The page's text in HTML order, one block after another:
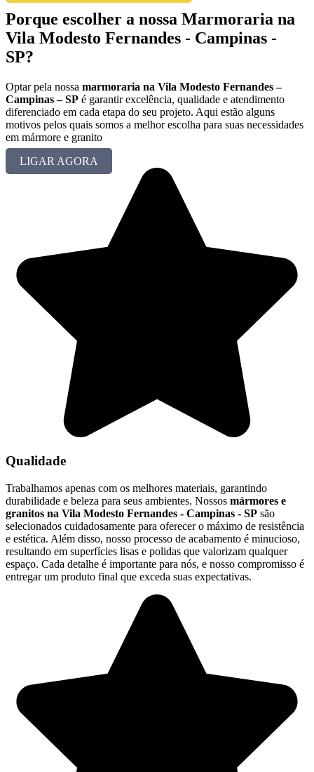
Porque escolher a nossa Marmoraria na
Vila Modesto Fernandes - Campinas -
SP?
Optar pela nossa marmoraria na Vila Modesto Fernandes –
Campinas – SP é garantir excelência, qualidade e atendimento
diferenciado em cada etapa do seu projeto. Aqui estão alguns
motivos pelos quais somos a melhor escolha para suas necessidades
em mármore e granito
LIGAR AGORA
Qualidade
Trabalhamos apenas com os melhores materiais, garantindo
durabilidade e beleza para seus ambientes. Nossos mármores e
granitos na Vila Modesto Fernandes - Campinas - SP são
selecionados cuidadosamente para oferecer o máximo de resistência
e estética. Além disso, nosso processo de acabamento é minucioso,
resultando em superfícies lisas e polidas que valorizam qualquer
espaço. Cada detalhe é importante para nós, e nosso compromisso é
entregar um produto final que exceda suas expectativas.